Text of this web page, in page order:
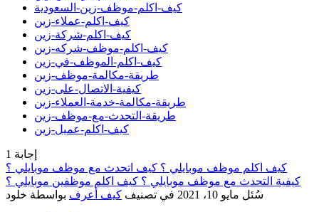
كيف-اكلم-موظف-زين-السعودية
كيف-اكلم-عملاء-زين
كيف-اكلم-شركة-زين
كيف-اكلم-موظف-شركه-زين
كيف-اكلم-الموظف-في-زين
طريقة-مكالمة-موظف-زين
كيفية-الاتصال-على-زين
طريقة-مكالمة-خدمة-العملاء-زين
طريقة-التحدث-مع-موظف-زين
كيف-اكلم-عميل-زين
1 إجابة
كيف اكلم موظف موبايلي ؟ كيف اتحدث مع موظف موبايلي ؟
كيفية التحدث مع موظف موبايلي ؟ كيف اكلم موظفين موبايلي ؟
سُئل مايو 10، 2021 في تصنيف كيف أعرف بواسطة خلود